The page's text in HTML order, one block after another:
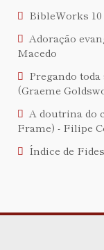
BibleWorks
Adoração
Macedo
Pregando
(Graeme
A doutrina do
Frame) - Filipe
Índice de